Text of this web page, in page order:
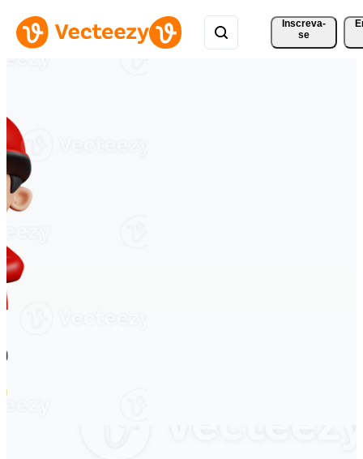
Inscreva-
se